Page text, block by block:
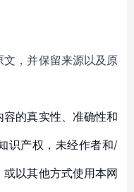
，并保留来源以及原
的真实性、准确性和
识产权，未经作者和/
以其他方式使用本网